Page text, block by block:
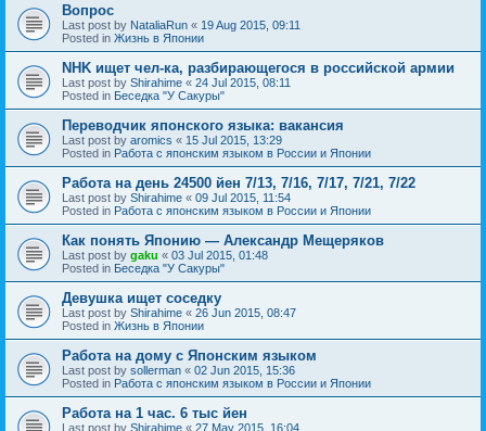
Вопрос
Last post by NataliaRun « 19 Aug 2015, 09:11
Posted in Жизнь в Японии
NHK ищет чел-ка, разбирающегося в российской армии
Last post by Shirahime « 24 Jul 2015, 08:11
Posted in Беседка "У Cакуры"
Переводчик японского языка: вакансия
Last post by aromics « 15 Jul 2015, 13:29
Posted in Работа с японским языком в России и Японии
Работа на день 24500 йен 7/13, 7/16, 7/17, 7/21, 7/22
Last post by Shirahime « 09 Jul 2015, 11:54
Posted in Работа с японским языком в России и Японии
Как понять Японию — Александр Мещеряков
Last post by gaku « 03 Jul 2015, 01:48
Posted in Беседка "У Cакуры"
Девушка ищет соседку
Last post by Shirahime « 26 Jun 2015, 08:47
Posted in Жизнь в Японии
Работа на дому с Японским языком
Last post by sollerman « 02 Jun 2015, 15:36
Posted in Работа с японским языком в России и Японии
Работа на 1 час. 6 тыс йен
Last post by Shirahime « 27 May 2015, 16:04